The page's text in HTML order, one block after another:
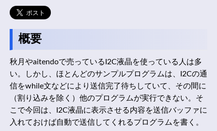
概要
秋月やaitendoで売っているI2C液晶を使っている人は多
い。しかし、ほとんどのサンプルプログラムは、I2Cの通
信をwhile文などにより送信完了待ちしていて、その間に
（割り込みを除く）他のプログラムが実行できない。そ
こで今回は、I2C液晶に表示させる内容を送信バッファに
入れておけば自動で送信してくれるプログラムを書く。